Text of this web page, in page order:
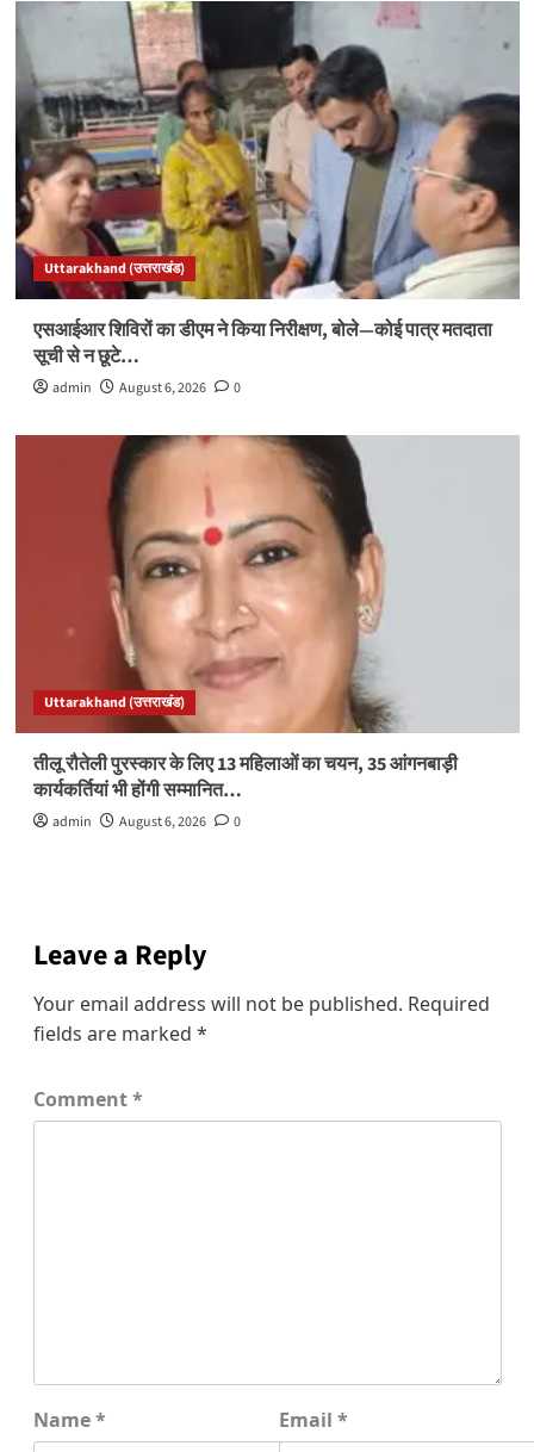
Uttarakhand (उत्तराखंड)
एसआईआर शिविरों का डीएम ने किया निरीक्षण, बोले—कोई पात्र मतदाता
सूची से न छूटे…
admin August 6, 2026 0
Uttarakhand (उत्तराखंड)
तीलू रौतेली पुरस्कार के लिए 13 महिलाओं का चयन, 35 आंगनबाड़ी
कार्यकर्तियां भी होंगी सम्मानित…
admin August 6, 2026 0
Leave a Reply
Your email address will not be published. Required
fields are marked *
Comment*
Name* Email *